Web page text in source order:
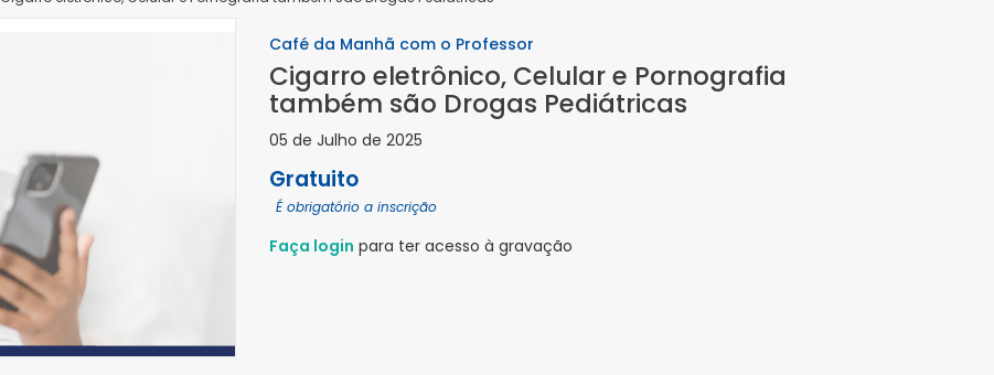
Café da Manhã com o Professor
Cigarro eletrônico, Celular e Pornografia
também são Drogas Pediátricas
05 de Julho de 2025
Gratuito
É obrigatório a inscrição
Faça login para ter acesso à gravação